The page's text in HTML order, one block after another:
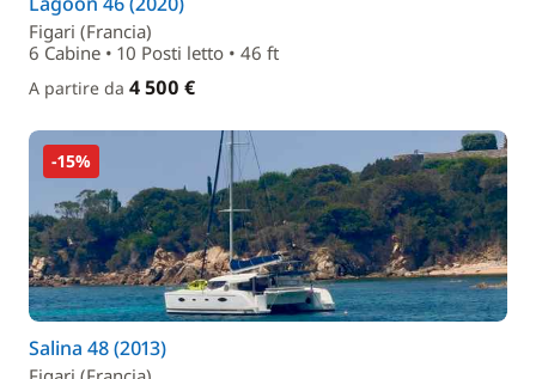
Figari (Francia)
6 Cabine • 10 Posti letto • 46 ft
A partire da 4 500 €
-15%
Salina 48 (2013)